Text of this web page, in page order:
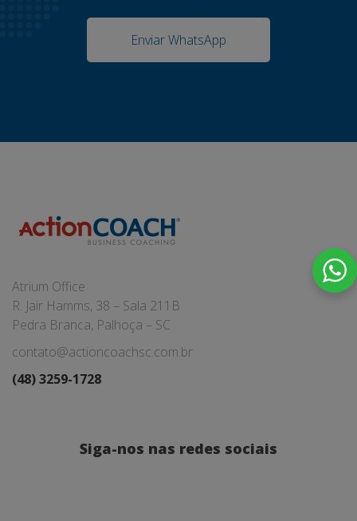
Enviar WhatsApp
Atrium Office
R. Jair Hamms, 38 – Sala 211B
Pedra Branca, Palhoça – SC
contato@actioncoachsc.com.br
(48) 3259-1728
Siga-nos nas redes sociais